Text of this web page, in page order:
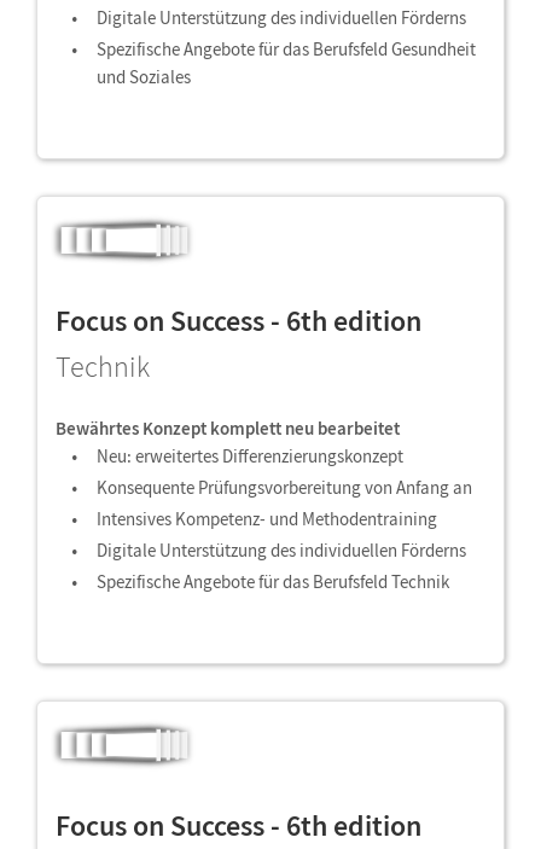
Digitale Unterstützung des individuellen Förderns
Spezifische Angebote für das Berufsfeld Gesundheit
und Soziales
Focus on Success - 6th edition
Technik
Bewährtes Konzept komplett neu bearbeitet
Neu: erweitertes Differenzierungskonzept
Konsequente Prüfungsvorbereitung von Anfang an
Intensives Kompetenz- und Methodentraining
Digitale Unterstützung des individuellen Förderns
Spezifische Angebote für das Berufsfeld Technik
Focus on Success - 6th edition